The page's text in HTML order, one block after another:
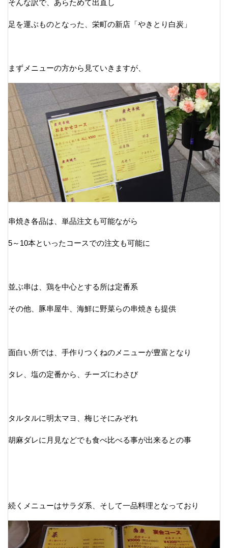
そんな訳で、あらためて出直し
足を運ぶものとなった、栄町の新店「やきとり白炭」
まずメニューの方から見ていきますが、
串焼き各品は、単品注文も可能ながら
5～10本といったコースでの注文も可能に
並ぶ串は、鶏を中心とする所は定番系
その他、豚串屋牛、海鮮に野菜らの串焼きも提供
面白い所では、手作りつくねのメニューが豊富となり
タレ、塩の定番から、チーズにわさび
タルタルに明太マヨ、梅じそにみぞれ
胡麻ダレに月見などでも食べ比べる事が出来るとの事
続くメニューはサラダ系、そして一品料理となっており